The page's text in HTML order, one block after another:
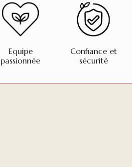
Equipe
passionnée
Confiance et
sécurité